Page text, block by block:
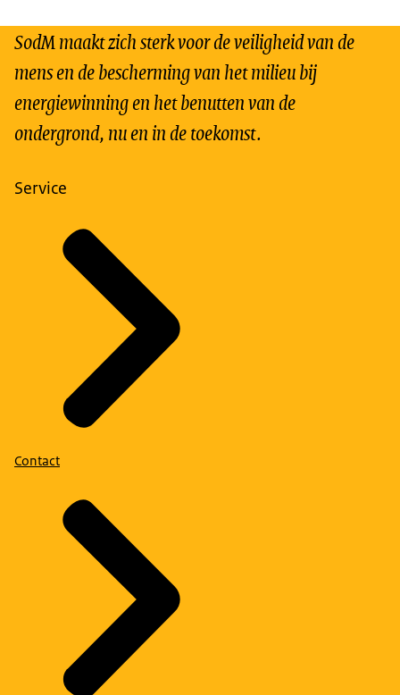
SodM maakt zich sterk voor de veiligheid van de
mens en de bescherming van het milieu bij
energiewinning en het benutten van de
ondergrond, nu en in de toekomst.
Service
Contact